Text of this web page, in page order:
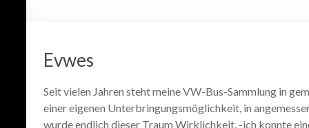
Evwes
Seit vielen Jahren steht meine VW-Bus-Sammlung in
einer eigenen Unterbringungsmöglichkeit, in
wurde endlich dieser Traum Wirklichkeit, -ich konnte